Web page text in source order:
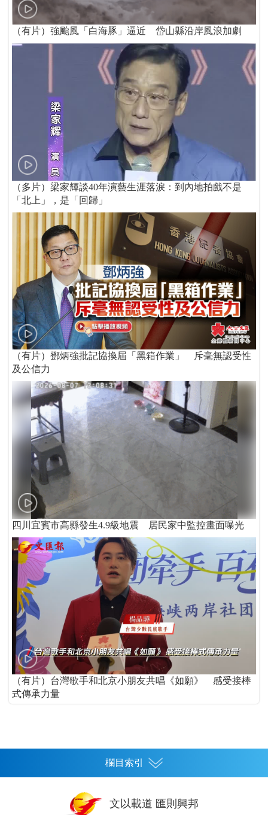
（有片）強颱風「白海豚」逼近 岱山縣沿岸風浪加劇
（多片）梁家輝談40年演藝生涯落淚：到內地拍戲不是
「北上」，是「回歸」
（有片）鄧炳強批記協換屆「黑箱作業」 斥毫無認受性
及公信力
四川宜賓市高縣發生4.9級地震 居民家中監控畫面曝光
（有片）台灣歌手和北京小朋友共唱《如願》 感受接棒
式傳承力量
欄目索引
文以載道 匯則興邦